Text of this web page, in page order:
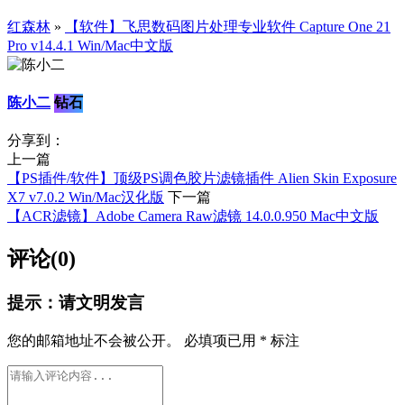
红森林 »
【软件】飞思数码图片处理专业软件 Capture One 21
Pro v14.4.1 Win/Mac中文版
陈小二 钻石
分享到：
上一篇
【PS插件/软件】顶级PS调色胶片滤镜插件 Alien Skin Exposure
X7 v7.0.2 Win/Mac汉化版 下一篇
【ACR滤镜】Adobe Camera Raw滤镜 14.0.0.950 Mac中文版
评论(0)
提示：请文明发言
您的邮箱地址不会被公开。 必填项已用 * 标注